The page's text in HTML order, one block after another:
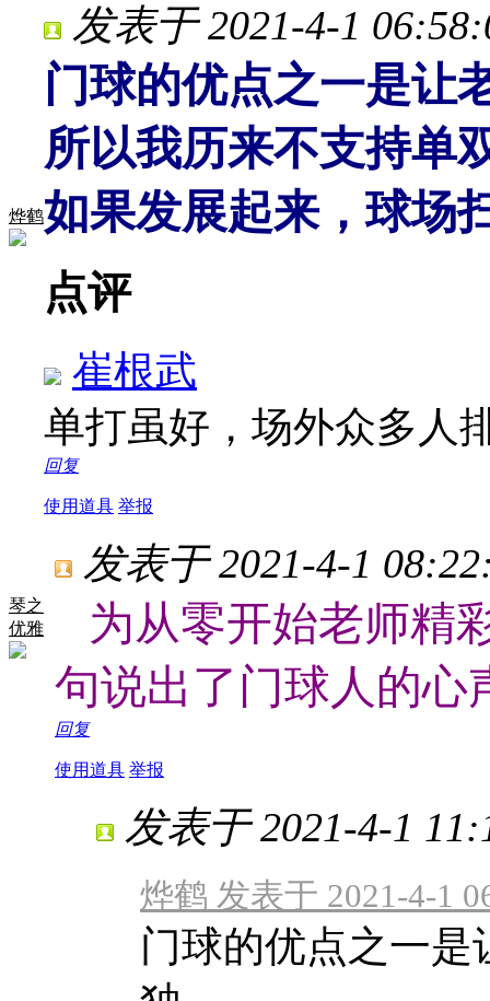
烨鹤
发表于 2021-4-1
门球的优点之一是让
所以我历来不支持单
如果发展起来，球场
点评
崔根武
单打虽好，场外众多人
回复
使用道具 举报
琴之
优雅
发表于 2021-4-1
为从零开始老师精
句说出了门球人的
回复
使用道具 举报
发表于 2021-4-1
烨鹤 发表于 2021-4-1
门球的优点之一